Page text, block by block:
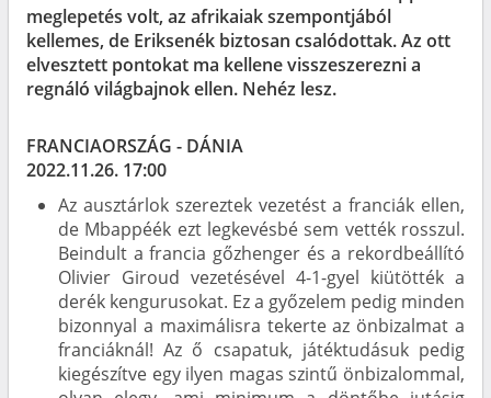
meglepetés volt, az afrikaiak szempontjából
kellemes, de Eriksenék biztosan csalódottak. Az ott
elvesztett pontokat ma kellene visszeszerezni a
regnáló világbajnok ellen. Nehéz lesz.
FRANCIAORSZÁG - DÁNIA
2022.11.26. 17:00
Az ausztárlok szereztek vezetést a franciák ellen,
de Mbappéék ezt legkevésbé sem vették rosszul.
Beindult a francia gőzhenger és a rekordbeállító
Olivier Giroud vezetésével 4-1-gyel kiütötték a
derék kengurusokat. Ez a győzelem pedig minden
bizonnyal a maximálisra tekerte az önbizalmat a
franciáknál! Az ő csapatuk, játéktudásuk pedig
kiegészítve egy ilyen magas szintű önbizalommal,